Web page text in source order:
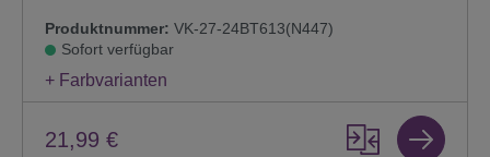
Produktnummer: VK-27-24BT613(N447)
Sofort verfügbar
+ Farbvarianten
21,99 €